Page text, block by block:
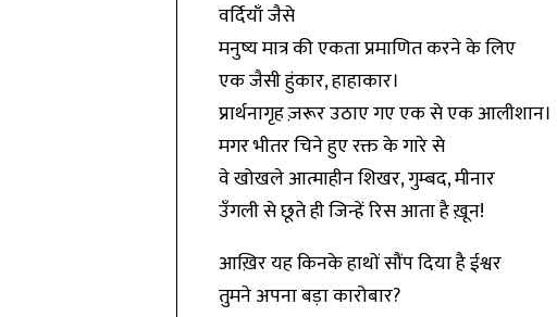
वर्दियाँ जैसे
मनुष्य मात्र की एकता प्रमाणित करने के लिए
एक जैसी हुंकार, हाहाकार।
प्रार्थनागृह ज़रूर उठाए गए एक से एक आलीशान।
मगर भीतर चिने हुए रक्त के गारे से
वे खोखले आत्माहीन शिखर, गुम्बद, मीनार
उँगली से छूते ही जिन्हें रिस आता है ख़ून!
आख़िर यह किनके हाथों सौंप दिया है ईश्वर
तुमने अपना बड़ा कारोबार?